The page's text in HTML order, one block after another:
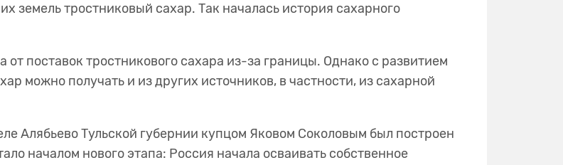
земель тростниковый сахар. Так началась история сахарного
поставок тростникового сахара из-за границы. Однако с развитием
можно получать и из других источников, в частности, из сахарной
Алябьево Тульской губернии купцом Яковом Соколовым был построен
началом нового этапа: Россия начала осваивать собственное